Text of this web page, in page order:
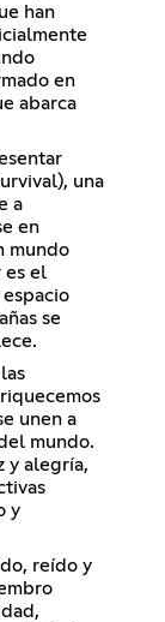
han
en
abarca
una
a
en
mundo
es el
se
unen a
mundo.
y alegría,
y
reído y